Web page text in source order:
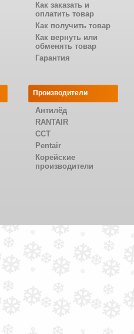
Как заказать и
оплатить товар
Как получить товар
Как вернуть или
обменять товар
Гарантия
Производители
Антилёд
RANTAIR
CCT
Pentair
Корейские
производители